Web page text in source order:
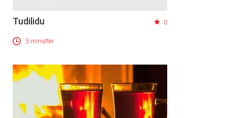
Tudilidu 0
5 minutter